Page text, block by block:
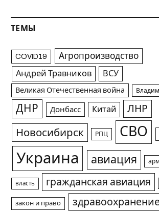
ТЕМЫ
COVID19 Агропроизводство
Андрей Травников ВСУ
Великая Отечественная война
ДНР Донбасс Китай ЛНР
Новосибирск РПЦ СВО
Украина авиация
власть гражданская авиация
закон и право здравоохранение